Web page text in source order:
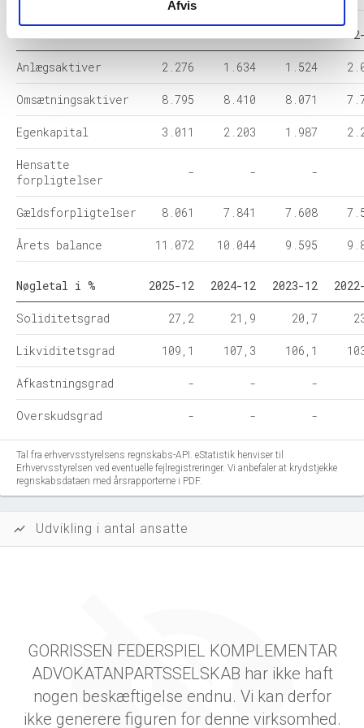
Afvis
Balance i 1000 DKK 2025-12 2024-12 2023-12
Anlægsaktiver 2.276 1.634 1.524
Omsætningsaktiver 8.795 8.410 8.071
Egenkapital 3.011 2.203 1.987
Hensatte
forpligtelser
- - -
Gældsforpligtelser 8.061 7.841 7.608
Årets balance 11.072 10.044 9.595
Nøgletal i % 2025-12 2024-12 2023-12
Soliditetsgrad 27,2 21,9 20,7
Likviditetsgrad 109,1 107,3 106,1
Afkastningsgrad - - -
Overskudsgrad - - -
Tal fra erhvervsstyrelsens regnskabs-API. eStatistik henviser til
Erhvervsstyrelsen ved eventuelle fejlregistreringer. Vi anbefaler at krydstjekke
regnskabsdataen med årsrapporterne i PDF.
show_chart Udvikling i antal ansatte
GORRISSEN FEDERSPIEL KOMPLEMENTAR
ADVOKATANPARTSSELSKAB har ikke haft
nogen beskæftigelse endnu. Vi kan derfor
ikke generere figuren for denne virksomhed.